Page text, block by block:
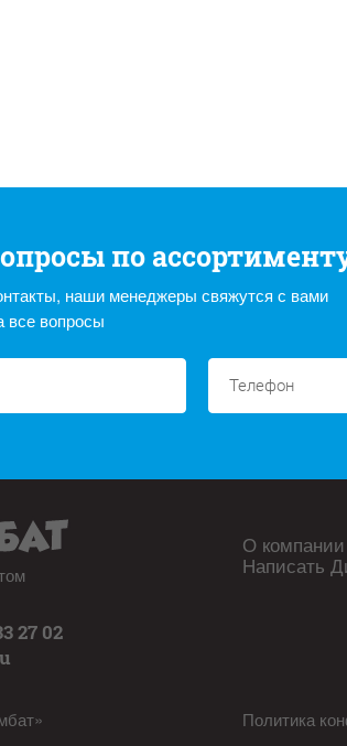
по
наши менеджеры свяжутся с вами
все вопросы
27 02
О компании
Написать
Политика